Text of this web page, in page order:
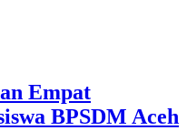
Empat
BPSDM Aceh